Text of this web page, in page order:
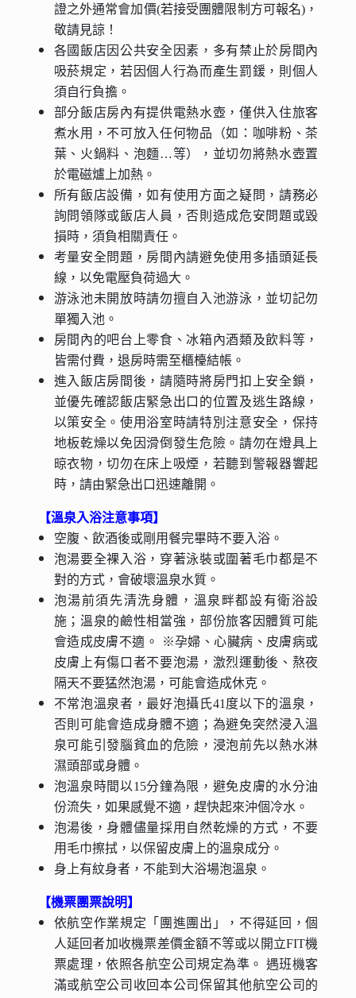
證之外通常會加價(若接受團體限制方可報名)，
敬請見諒！
各國飯店因公共安全因素，多有禁止於房間內
吸菸規定，若因個人行為而產生罰鍰，則個人
須自行負擔。
部分飯店房內有提供電熱水壺，僅供入住旅客
煮水用，不可放入任何物品（如：咖啡粉、茶
葉、火鍋料、泡麵…等），並切勿將熱水壺置
於電磁爐上加熱。
所有飯店設備，如有使用方面之疑問，請務必
詢問領隊或飯店人員，否則造成危安問題或毀
損時，須負相關責任。
考量安全問題，房間內請避免使用多插頭延長
線，以免電壓負荷過大。
游泳池未開放時請勿擅自入池游泳，並切記勿
單獨入池。
房間內的吧台上零食、冰箱內酒類及飲料等，
皆需付費，退房時需至櫃檯結帳。
進入飯店房間後，請隨時將房門扣上安全鎖，
並優先確認飯店緊急出口的位置及逃生路線，
以策安全。使用浴室時請特別注意安全，保持
地板乾燥以免因滑倒發生危險。請勿在燈具上
晾衣物，切勿在床上吸煙，若聽到警報器響起
時，請由緊急出口迅速離開。
【溫泉入浴注意事項】
空腹、飲酒後或剛用餐完畢時不要入浴。
泡湯要全裸入浴，穿著泳裝或圍著毛巾都是不
對的方式，會破壞溫泉水質。
泡湯前須先清洗身體，溫泉畔都設有衛浴設
施；溫泉的鹼性相當強，部份旅客因體質可能
會造成皮膚不適。 ※孕婦、心臟病、皮膚病或
皮膚上有傷口者不要泡湯，激烈運動後、熬夜
隔天不要猛然泡湯，可能會造成休克。
不常泡溫泉者，最好泡攝氏41度以下的溫泉，
否則可能會造成身體不適；為避免突然浸入溫
泉可能引發腦貧血的危險，浸泡前先以熱水淋
濕頭部或身體。
泡溫泉時間以15分鐘為限，避免皮膚的水分油
份流失，如果感覺不適，趕快起來沖個冷水。
泡湯後，身體儘量採用自然乾燥的方式，不要
用毛巾擦拭，以保留皮膚上的溫泉成分。
身上有紋身者，不能到大浴場泡溫泉。
【機票團票說明】
依航空作業規定「團進團出」，不得延回，個
人延回者加收機票差價金額不等或以開立FIT機
票處理，依照各航空公司規定為準。 遇班機客
滿或航空公司收回本公司保留其他航空公司的